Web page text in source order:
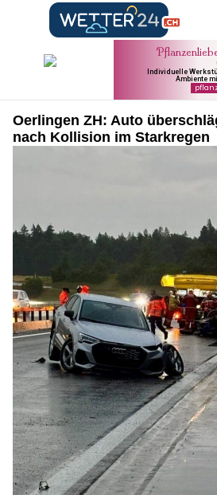
Oerlingen ZH: Auto
nach Kollision im Starkregen